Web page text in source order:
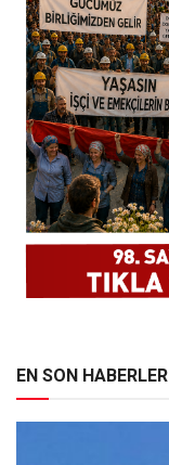
EN SON HABERLER